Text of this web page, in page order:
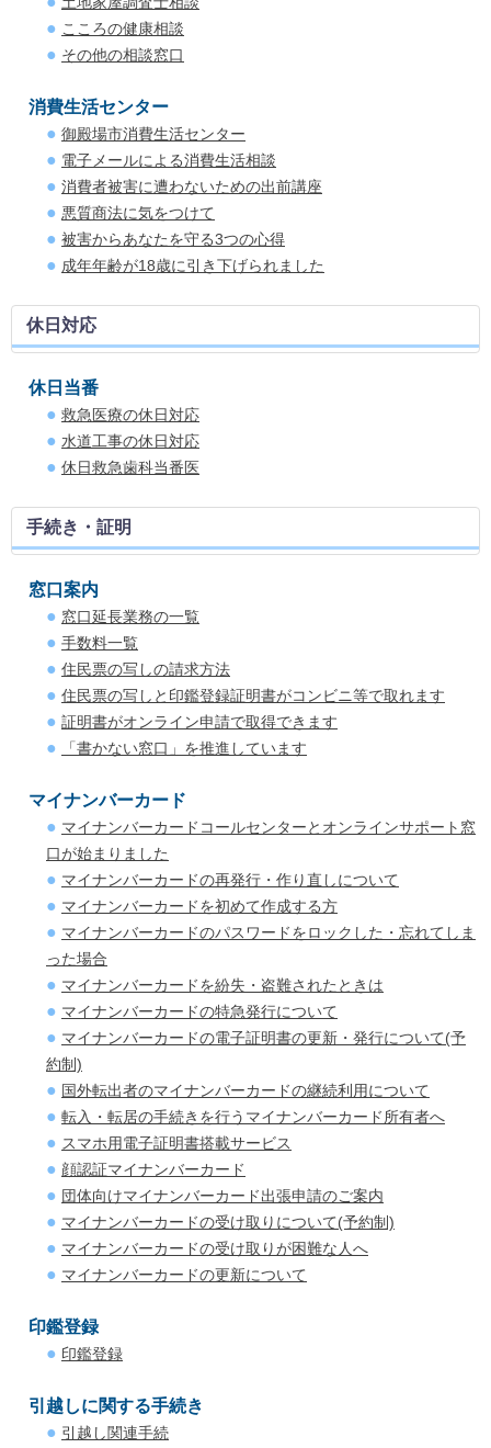
こころの健康相談
その他の相談窓口
消費生活センター
御殿場市消費生活センター
電子メールによる消費生活相談
消費者被害に遭わないための出前講座
悪質商法に気をつけて
被害からあなたを守る3つの心得
成年年齢が18歳に引き下げられました
休日対応
休日当番
救急医療の休日対応
水道工事の休日対応
休日救急歯科当番医
手続き・証明
窓口案内
窓口延長業務の一覧
手数料一覧
住民票の写しの請求方法
住民票の写しと印鑑登録証明書がコンビニ等で取れます
証明書がオンライン申請で取得できます
「書かない窓口」を推進しています
マイナンバーカード
マイナンバーカードコールセンターとオンラインサポート窓
口が始まりました
マイナンバーカードの再発行・作り直しについて
マイナンバーカードを初めて作成する方
マイナンバーカードのパスワードをロックした・忘れてしま
った場合
マイナンバーカードを紛失・盗難されたときは
マイナンバーカードの特急発行について
マイナンバーカードの電子証明書の更新・発行について(予
約制)
国外転出者のマイナンバーカードの継続利用について
転入・転居の手続きを行うマイナンバーカード所有者へ
スマホ用電子証明書搭載サービス
顔認証マイナンバーカード
団体向けマイナンバーカード出張申請のご案内
マイナンバーカードの受け取りについて(予約制)
マイナンバーカードの受け取りが困難な人へ
マイナンバーカードの更新について
印鑑登録
印鑑登録
引越しに関する手続き
引越し関連手続